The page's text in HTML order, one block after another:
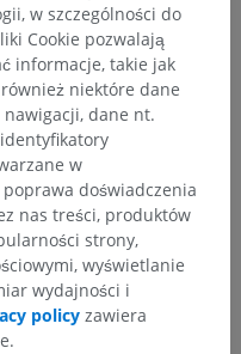
poprawek,
przełożą się na
w szczególności do
Cookie pozwalają
informacje, takie jak
niektóre dane
nawigacji, dane nt.
w
doświadczenia
nas treści, produktów
strony,
wyświetlanie
wydajności i
policy zawiera